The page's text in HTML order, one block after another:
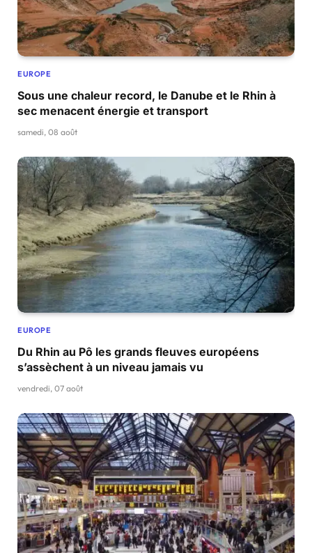
EUROPE
Sous une chaleur record, le Danube et le Rhin à
sec menacent énergie et transport
samedi, 08 août
EUROPE
Du Rhin au Pô les grands fleuves européens
s’assèchent à un niveau jamais vu
vendredi, 07 août